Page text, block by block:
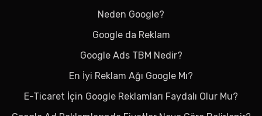
Neden Google?
Google da Reklam
Google Ads TBM Nedir?
En İyi Reklam Ağı Google Mı?
E-Ticaret İçin Google Reklamları Faydalı Olur Mu?